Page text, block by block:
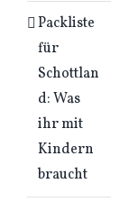
Packliste
für
Schottlan
d: Was
ihr mit
Kindern
braucht